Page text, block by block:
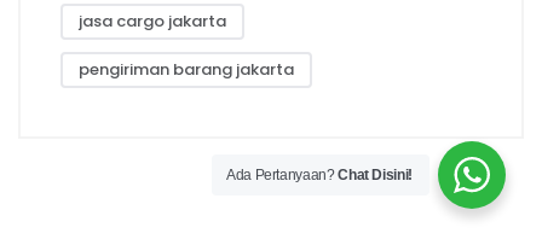
jasa cargo jakarta
pengiriman barang jakarta
Ada Pertanyaan?Chat Disini!